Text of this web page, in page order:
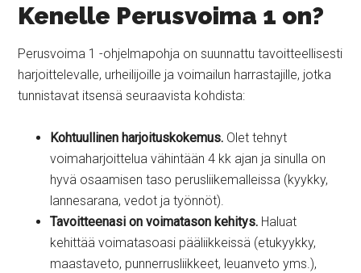
Kenelle Perusvoima 1 on?
Perusvoima 1 -ohjelmapohja on suunnattu tavoitteellisesti
harjoittelevalle, urheilijoille ja voimailun harrastajille, jotka
tunnistavat itsensä seuraavista kohdista:
Kohtuullinen harjoituskokemus. Olet tehnyt
voimaharjoittelua vähintään 4 kk ajan ja sinulla on
hyvä osaamisen taso perusliikemalleissa (kyykky,
lannesarana, vedot ja työnnöt).
Tavoitteenasi on voimatason kehitys. Haluat
kehittää voimatasoasi pääliikkeissä (etukyykky,
maastaveto, punnerrusliikkeet, leuanveto yms.),